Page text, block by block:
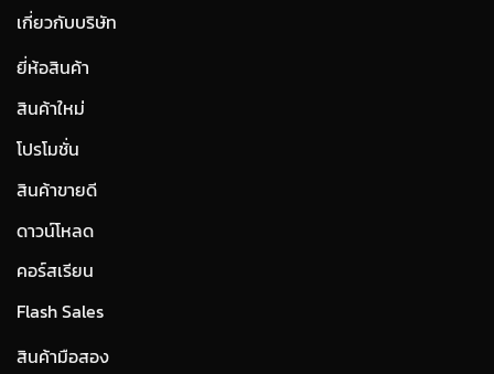
เกี่ยวกับบริษัท
ยี่ห้อสินค้า
สินค้าใหม่
โปรโมชั่น
สินค้าขายดี
ดาวน์โหลด
คอร์สเรียน
Flash Sales
สินค้ามือสอง